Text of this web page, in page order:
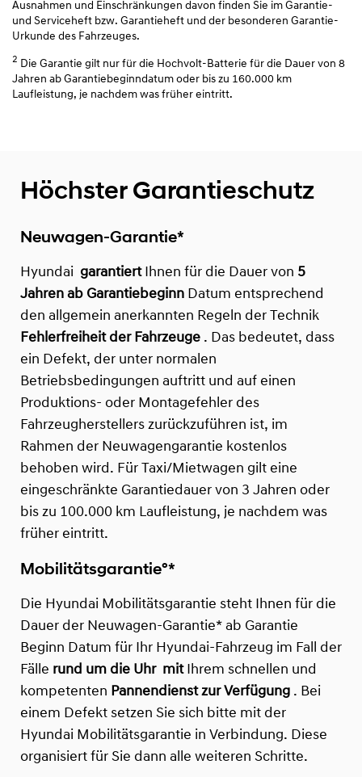
Ausnahmen und Einschränkungen davon finden Sie im Garantie-
und Serviceheft bzw. Garantieheft und der besonderen Garantie-
Urkunde des Fahrzeuges.
2 Die Garantie gilt nur für die Hochvolt-Batterie für die Dauer von 8
Jahren ab Garantiebeginndatum oder bis zu 160.000 km
Laufleistung, je nachdem was früher eintritt.
Höchster Garantieschutz
Neuwagen-Garantie*
Hyundai garantiertIhnen für die Dauer von 5
Jahren ab Garantiebeginn Datum entsprechend
den allgemein anerkannten Regeln der Technik
Fehlerfreiheit der Fahrzeuge . Das bedeutet, dass
ein Defekt, der unter normalen
Betriebsbedingungen auftritt und auf einen
Produktions- oder Montagefehler des
Fahrzeugherstellers zurückzuführen ist, im
Rahmen der Neuwagengarantie kostenlos
behoben wird. Für Taxi/Mietwagen gilt eine
eingeschränkte Garantiedauer von 3 Jahren oder
bis zu 100.000 km Laufleistung, je nachdem was
früher eintritt.
Mobilitätsgarantie°*
Die Hyundai Mobilitätsgarantie steht Ihnen für die
Dauer der Neuwagen-Garantie* ab Garantie
Beginn Datum für Ihr Hyundai-Fahrzeug im Fall der
Fälle rund um die Uhr mitIhrem schnellen und
kompetenten Pannendienst zur Verfügung . Bei
einem Defekt setzen Sie sich bitte mit der
Hyundai Mobilitätsgarantie in Verbindung. Diese
organisiert für Sie dann alle weiteren Schritte.